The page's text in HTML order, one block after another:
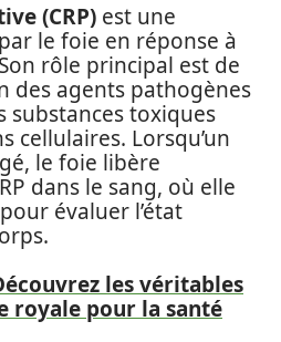
(CRP) est une
le foie en réponse à
rôle principal est de
des agents pathogènes
substances toxiques
cellulaires. Lorsqu’un
le foie libère
dans le sang, où elle
évaluer l’état
les véritables
royale pour la santé